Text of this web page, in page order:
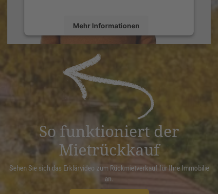
Mehr Informationen
powered by
Management Platform
So funktioniert der
Mietrückkauf
Sehen Sie sich das Erklärvideo zum Rückmietverkauf für Ihre Immobilie
an.